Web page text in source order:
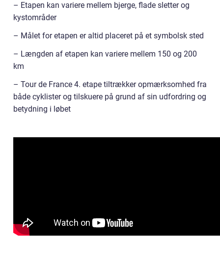
– Etapen kan variere mellem bjerge, flade sletter og
kystområder
– Målet for etapen er altid placeret på et symbolsk sted
– Længden af etapen kan variere mellem 150 og 200
km
– Tour de France 4. etape tiltrækker opmærksomhed fra
både cyklister og tilskuere på grund af sin udfordring og
betydning i løbet